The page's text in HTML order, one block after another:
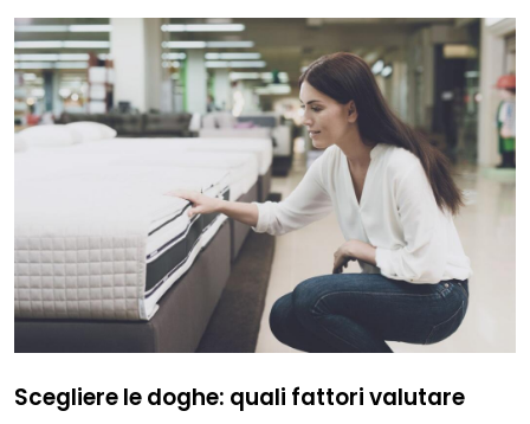
Scegliere le doghe: quali fattori valutare